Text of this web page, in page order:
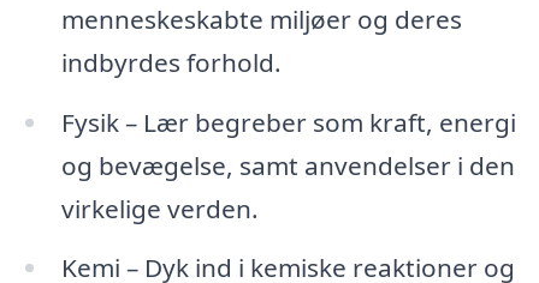
menneskeskabte miljøer og deres
indbyrdes forhold.
Fysik – Lær begreber som kraft, energi
og bevægelse, samt anvendelser i den
virkelige verden.
Kemi – Dyk ind i kemiske reaktioner og